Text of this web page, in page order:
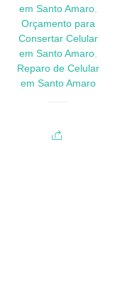
em Santo Amaro
Orçamento para
Consertar Celular
em Santo Amaro
Reparo de Celular
em Santo Amaro